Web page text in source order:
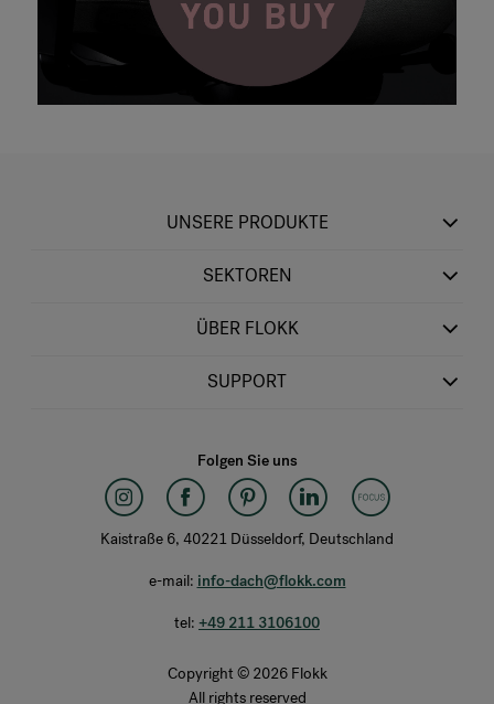
UNSERE PRODUKTE
SEKTOREN
ÜBER FLOKK
SUPPORT
Folgen Sie uns
Kaistraße 6, 40221 Düsseldorf, Deutschland
e-mail: info-dach@flokk.com
tel: +49 211 3106100
Copyright © 2026 Flokk
All rights reserved